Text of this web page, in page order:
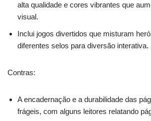
alta qualidade e cores vibrantes que
visual.
Inclui jogos divertidos que misturam
diferentes selos para diversão interativa.
Contras:
A encadernação e a durabilidade das
frágeis, com alguns leitores relatando